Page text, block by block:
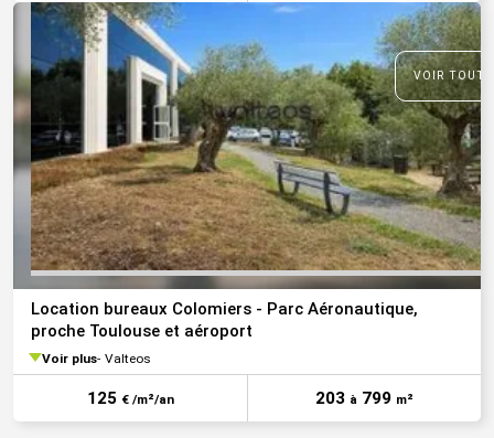
VOIR
Location bureaux Colomiers - Parc Aéronautique,
proche Toulouse et aéroport
Voir plus Valteos
125 € /m²/an 203 à 799 m²